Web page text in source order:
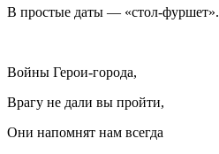
В простые даты — «стол-фуршет».
Войны Герои-города,
Врагу не дали вы пройти,
Они напомнят нам всегда